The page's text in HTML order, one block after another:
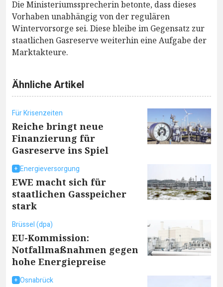
Die Ministeriumssprecherin betonte, dass dieses
Vorhaben unabhängig von der regulären
Wintervorsorge sei. Diese bleibe im Gegensatz zur
staatlichen Gasreserve weiterhin eine Aufgabe der
Marktakteure.
Ähnliche Artikel
Für Krisenzeiten
Reiche bringt neue
Finanzierung für
Gasreserve ins Spiel
Energieversorgung
EWE macht sich für
staatlichen Gasspeicher
stark
Brüssel (dpa)
EU-Kommission:
Notfallmaßnahmen gegen
hohe Energiepreise
Osnabrück